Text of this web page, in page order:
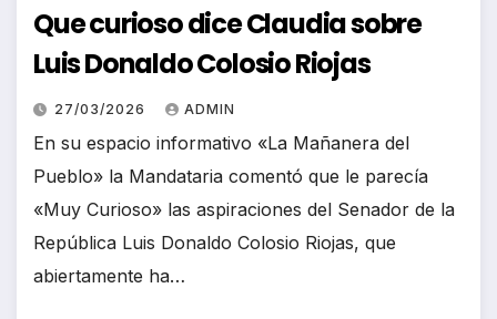
Que curioso dice Claudia sobre
Luis Donaldo Colosio Riojas
27/03/2026 ADMIN
En su espacio informativo «La Mañanera del
Pueblo» la Mandataria comentó que le parecía
«Muy Curioso» las aspiraciones del Senador de la
República Luis Donaldo Colosio Riojas, que
abiertamente ha…